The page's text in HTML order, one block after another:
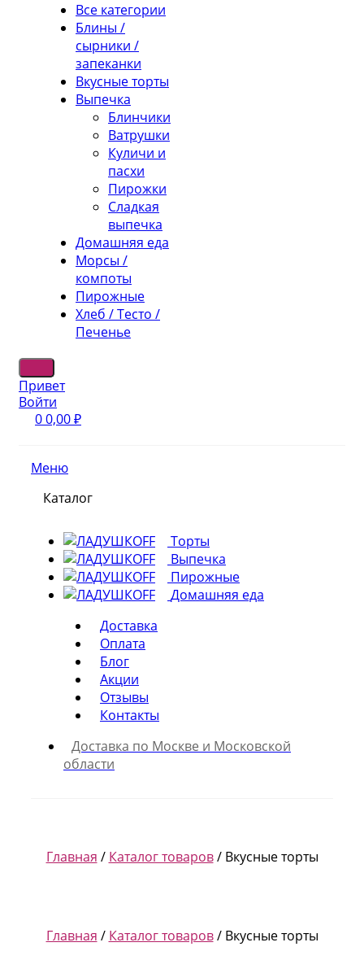
Все категории
Блины /
сырники /
запеканки
Вкусные торты
Выпечка
Блинчики
Ватрушки
Куличи и
пасхи
Пирожки
Сладкая
выпечка
Домашняя еда
Морсы /
компоты
Пирожные
Хлеб / Тесто /
Печенье
Привет
Войти
00,00₽
Меню
Каталог
Торты
Выпечка
Пирожные
Домашняя еда
Доставка
Оплата
Блог
Акции
Отзывы
Контакты
Доставка по Москве и Московской
области
Главная / Каталог товаров/ Вкусные торты
Главная / Каталог товаров/ Вкусные торты